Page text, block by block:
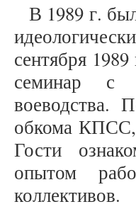
В 1989 г.
сентября
семинар с
воеводства.
обкома КПСС,
Гости
опытом
коллективов.